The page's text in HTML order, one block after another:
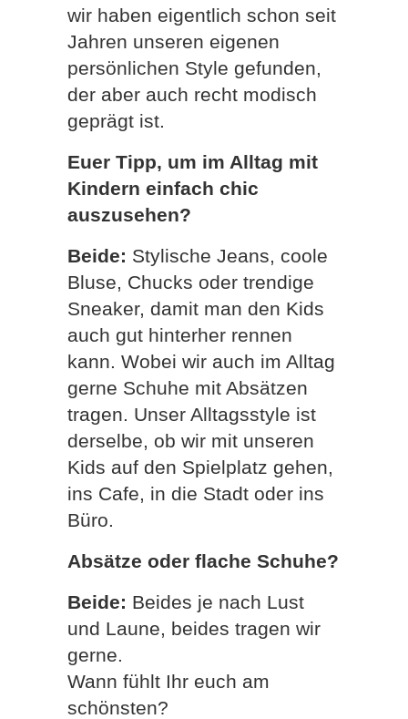
wir haben eigentlich schon seit
Jahren unseren eigenen
persönlichen Style gefunden,
der aber auch recht modisch
geprägt ist.
Euer Tipp, um im Alltag mit
Kindern einfach chic
auszusehen?
Beide: Stylische Jeans, coole
Bluse, Chucks oder trendige
Sneaker, damit man den Kids
auch gut hinterher rennen
kann. Wobei wir auch im Alltag
gerne Schuhe mit Absätzen
tragen. Unser Alltagsstyle ist
derselbe, ob wir mit unseren
Kids auf den Spielplatz gehen,
ins Cafe, in die Stadt oder ins
Büro.
Absätze oder flache Schuhe?
Beide: Beides je nach Lust
und Laune, beides tragen wir
gerne.
Wann fühlt Ihr euch am
schönsten?